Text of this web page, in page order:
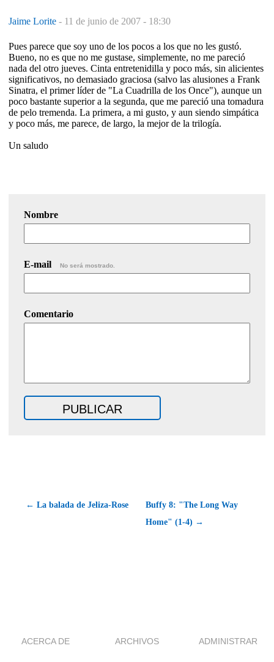
Jaime Lorite - 11 de junio de 2007 - 18:30
Pues parece que soy uno de los pocos a los que no les gustó.
Bueno, no es que no me gustase, simplemente, no me pareció
nada del otro jueves. Cinta entretenidilla y poco más, sin alicientes
significativos, no demasiado graciosa (salvo las alusiones a Frank
Sinatra, el primer líder de "La Cuadrilla de los Once"), aunque un
poco bastante superior a la segunda, que me pareció una tomadura
de pelo tremenda. La primera, a mi gusto, y aun siendo simpática
y poco más, me parece, de largo, la mejor de la trilogía.
Un saludo
Nombre
E-mail No será mostrado.
Comentario
← La balada de Jeliza-Rose
Buffy 8: "The Long Way
Home" (1-4) →
ACERCA DE ARCHIVOS ADMINISTRAR